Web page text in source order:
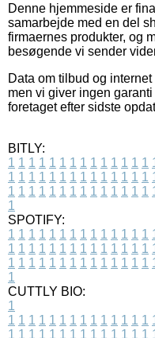
Denne hjemmeside er
samarbejde med en del
firmaernes produkter, og
besøgende vi sender
Data om tilbud og
men vi giver ingen
foretaget efter sidste
BITLY:
1 1 1 1 1 1 1 1 1 1 1 1 1 1
1 1 1 1 1 1 1 1 1 1 1 1 1 1
1 1 1 1 1 1 1 1 1 1 1 1 1 1
1
SPOTIFY:
1 1 1 1 1 1 1 1 1 1 1 1 1 1
1 1 1 1 1 1 1 1 1 1 1 1 1 1
1 1 1 1 1 1 1 1 1 1 1 1 1 1
1
CUTTLY BIO:
1
1 1 1 1 1 1 1 1 1 1 1 1 1 1
1 1 1 1 1 1 1 1 1 1 1 1 1 1